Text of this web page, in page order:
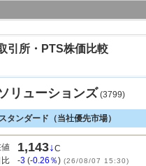
引所・PTS株価比較
リューションズ (3799)
タンダード（当社優先市場）
1,143↓C
-3 (-0.26％) (26/08/07 15:30)